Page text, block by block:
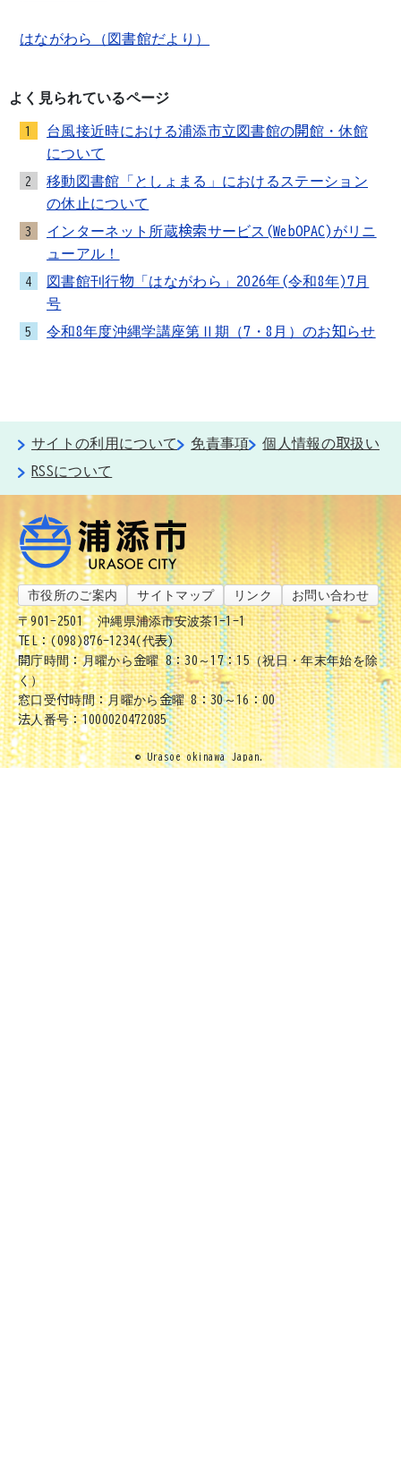
はながわら（図書館だより）
よく見られているページ
1
台風接近時における浦添市立図書館の開館・休館
について
2
移動図書館「としょまる」におけるステーション
の休止について
3
インターネット所蔵検索サービス(WebOPAC)がリニ
ューアル！
4
図書館刊行物「はながわら」2026年(令和8年)7月
号
5 令和8年度沖縄学講座第Ⅱ期（7・8月）のお知らせ
サイトの利用について 免責事項
個人情報の取扱い
RSSについて
市役所のご案内 サイトマップ リンク お問い合わせ
〒901-2501
沖縄県浦添市安波茶1-1-1
TEL：(098)876-1234(代表)
開庁時間：月曜から金曜 8：30～17：15（祝日・年末年始を除
く）
窓口受付時間：月曜から金曜 8：30～16：00
法人番号：1000020472085
© Urasoe okinawa Japan.